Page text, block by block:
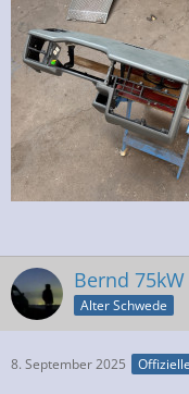
Bernd 75kW
Alter Schwede
8. September 2025